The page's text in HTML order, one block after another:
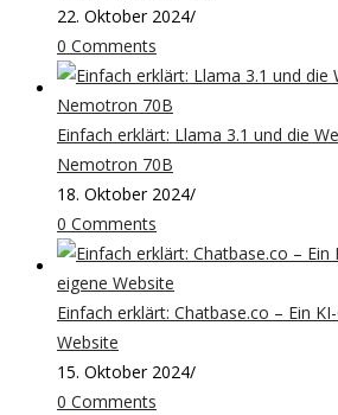
22. Oktober 2024/
0 Comments
Einfach erklärt: Llama 3.1 und die
Nemotron 70B
18. Oktober 2024/
0 Comments
Einfach erklärt: Chatbase.co – Ein
Website
15. Oktober 2024/
0 Comments